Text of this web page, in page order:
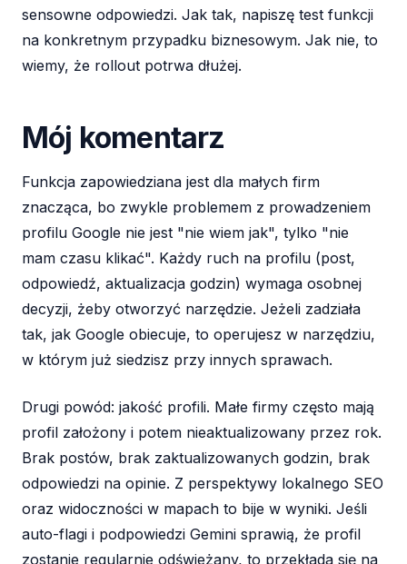
sensowne odpowiedzi. Jak tak, napiszę test funkcji
na konkretnym przypadku biznesowym. Jak nie, to
wiemy, że rollout potrwa dłużej.
Mój komentarz
Funkcja zapowiedziana jest dla małych firm
znacząca, bo zwykle problemem z prowadzeniem
profilu Google nie jest "nie wiem jak", tylko "nie
mam czasu klikać". Każdy ruch na profilu (post,
odpowiedź, aktualizacja godzin) wymaga osobnej
decyzji, żeby otworzyć narzędzie. Jeżeli zadziała
tak, jak Google obiecuje, to operujesz w narzędziu,
w którym już siedzisz przy innych sprawach.
Drugi powód: jakość profili. Małe firmy często mają
profil założony i potem nieaktualizowany przez rok.
Brak postów, brak zaktualizowanych godzin, brak
odpowiedzi na opinie. Z perspektywy lokalnego SEO
oraz widoczności w mapach to bije w wyniki. Jeśli
auto-flagi i podpowiedzi Gemini sprawią, że profil
zostanie regularnie odświeżany, to przekłada się na